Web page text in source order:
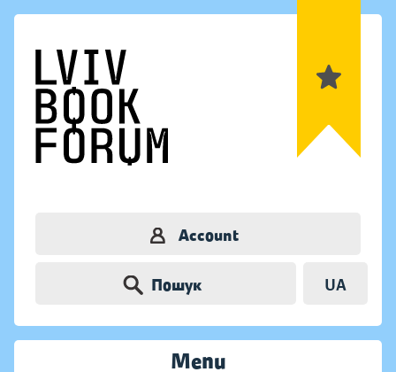
Account
Пошук UA
Menu